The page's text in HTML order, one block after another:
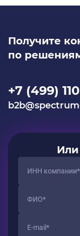
Получите
по
+7 (499)
Или